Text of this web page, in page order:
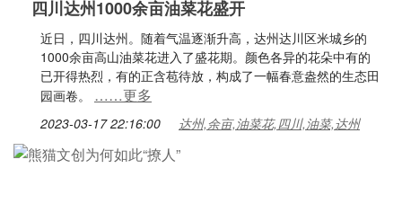
四川达州1000余亩油菜花盛开
近日，四川达州。随着气温逐渐升高，达州达川区米城乡的
1000余亩高山油菜花进入了盛花期。颜色各异的花朵中有的
已开得热烈，有的正含苞待放，构成了一幅春意盎然的生态田
园画卷。 ……更多
2023-03-17 22:16:00 达州,余亩,油菜花,四川,油菜,达州